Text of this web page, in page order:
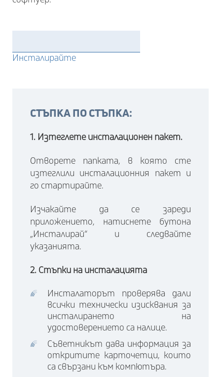
Инсталирайте
СТЪПКА ПО СТЪПКА:
1. Изтеглете инсталационен пакет.
Отворете папката, в която сте
изтеглили инсталационния пакет и
го стартирайте.
Изчакайте да се зареди
приложението, натиснете бутона
„Инсталирай“ и следвайте
указанията.
2. Стъпки на инсталацията
Инсталаторът проверява дали
всички технически изисквания за
инсталирането на
удостоверението са налице.
Съветникът дава информация за
откритите карточетци, които
са свързани към компютъра.